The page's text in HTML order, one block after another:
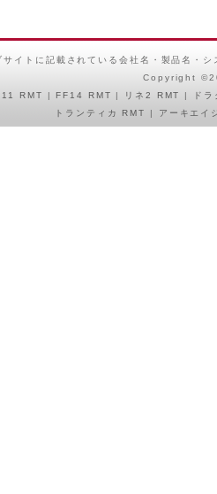
サイトに記載されている会社名・製品名・
Copyright
RMT |FF14 RMT | リネ2 RMT |
ド
トランティカ RMT
| アーキエイ